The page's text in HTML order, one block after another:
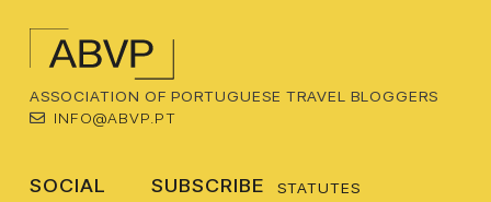
ASSOCIATION OF PORTUGUESE TRAVEL BLOGGERS
INFO@ABVP.PT
SOCIAL
SUBSCRIBE
STATUTES